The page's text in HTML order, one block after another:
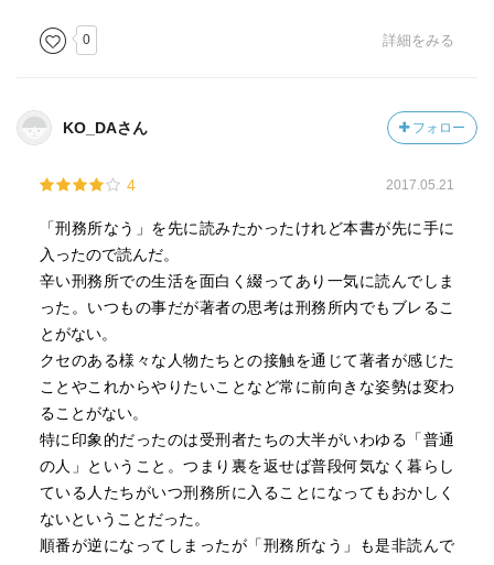
0 詳細をみる
KO_DAさん フォロー
4 2017.05.21
「刑務所なう」を先に読みたかったけれど本書が先に手に
入ったので読んだ。
辛い刑務所での生活を面白く綴ってあり一気に読んでしま
った。いつもの事だが著者の思考は刑務所内でもブレるこ
とがない。
クセのある様々な人物たちとの接触を通じて著者が感じた
ことやこれからやりたいことなど常に前向きな姿勢は変わ
ることがない。
特に印象的だったのは受刑者たちの大半がいわゆる「普通
の人」ということ。つまり裏を返せば普段何気なく暮らし
ている人たちがいつ刑務所に入ることになってもおかしく
ないということだった。
順番が逆になってしまったが「刑務所なう」も是非読んで